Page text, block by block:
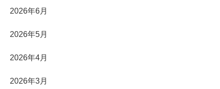
2026年6月
2026年5月
2026年4月
2026年3月